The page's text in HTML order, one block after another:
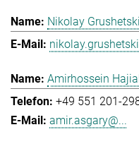
Nikolay
Amirhossein
+49 551 201-
amir.asgary@...